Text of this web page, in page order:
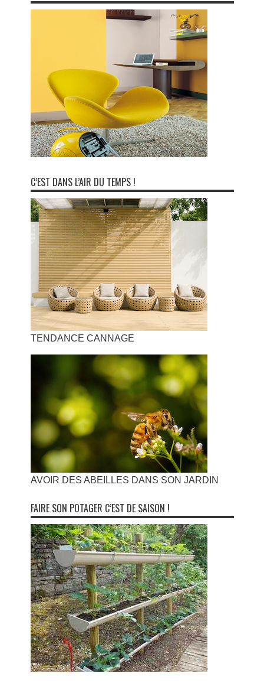
C’EST DANS L’AIR DU TEMPS !
TENDANCE CANNAGE
AVOIR DES ABEILLES DANS SON JARDIN
FAIRE SON POTAGER C’EST DE SAISON !